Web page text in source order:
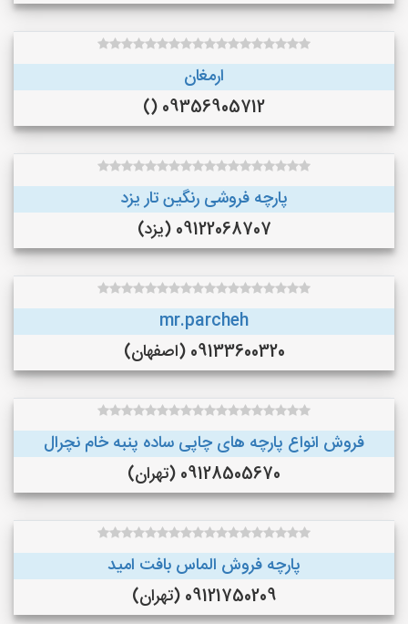
ارمغان
09356905712 ()
پارچه فروشی رنگین تار یزد
09122068707 (یزد)
mr.parcheh
09133600320 (اصفهان)
فروش انواع پارچه های چاپی ساده پنبه خام نچرال
09128505670 (تهران)
پارچه فروش الماس بافت امید
09121750209 (تهران)